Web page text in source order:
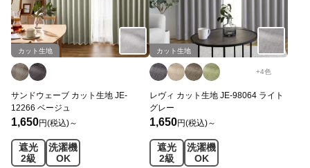
カット生地
サンドウェーブ カット生地 JE-
12266 ベージュ
1,650円(税込)～
遮光
2級
洗濯機
OK
カット生地
+4色
レヴィ カット生地 JE-98064 ライト
グレー
1,650円(税込)～
遮光
2級
洗濯機
OK